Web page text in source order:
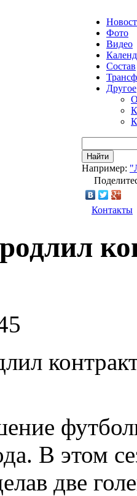
Фото
Видео
Состав
Другое
Найти
Например:
Контакты
В этом
две